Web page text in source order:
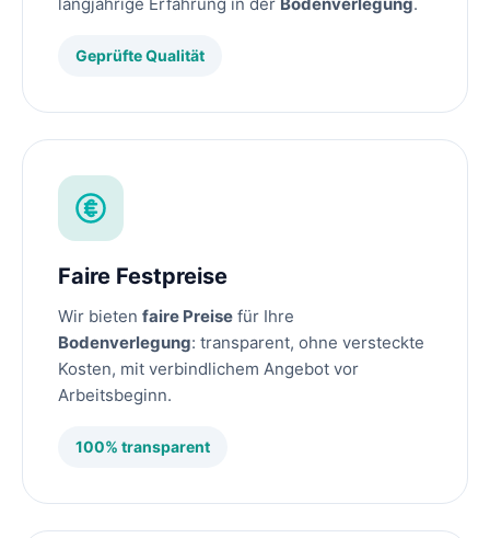
Geprüfte Qualität
Faire Festpreise
Wir bieten faire Preise für Ihre
Bodenverlegung: transparent, ohne versteckte
Kosten, mit verbindlichem Angebot vor
Arbeitsbeginn.
100% transparent